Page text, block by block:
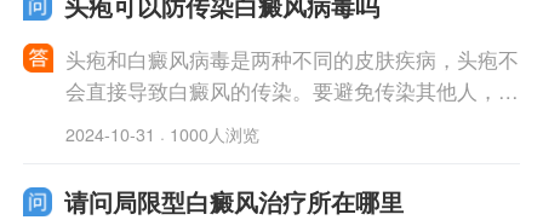
头疱和白癜风病毒是两种不同的皮肤疾病，头疱不
会直接导致白癜风的传染。要避免传染其他人，你
需要保持良好的个人卫生习惯，如勤洗手，不与他
人共用毛巾、衣物等，并避免接触他人的开
2024-10-31 · 1000人浏览
请问局限型白癜风治疗所在哪里